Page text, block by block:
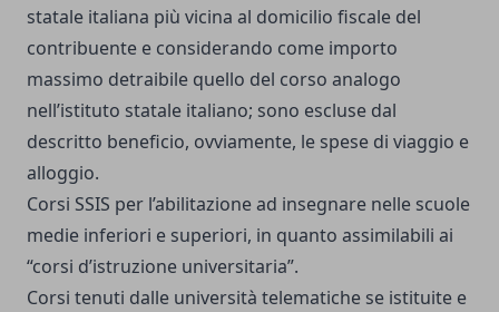
statale italiana più vicina al domicilio fiscale del
contribuente e considerando come importo
massimo detraibile quello del corso analogo
nell’istituto statale italiano; sono escluse dal
descritto beneficio, ovviamente, le spese di viaggio e
alloggio.
Corsi SSIS per l’abilitazione ad insegnare nelle scuole
medie inferiori e superiori, in quanto assimilabili ai
“corsi d’istruzione universitaria”.
Corsi tenuti dalle università telematiche se istituite e